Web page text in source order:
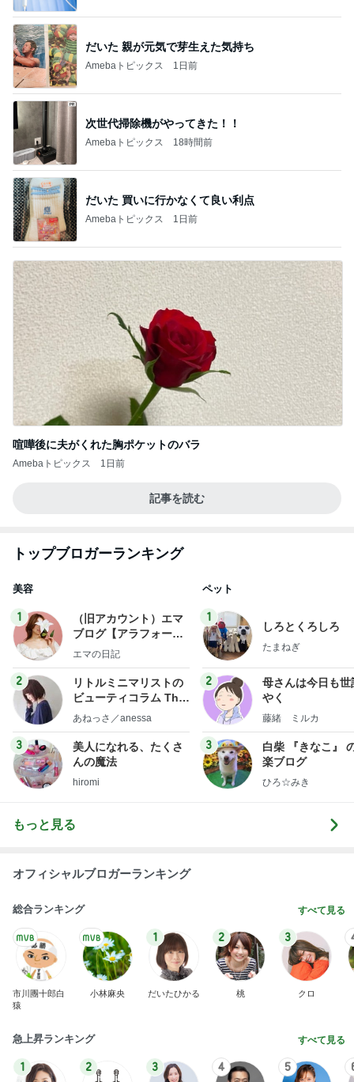
だいた 親が元気で芽生えた気持ち
Amebaトピックス 1日前
次世代掃除機がやってきた！！
Amebaトピックス 18時間前
だいた 買いに行かなくて良い利点
Amebaトピックス 1日前
喧嘩後に夫がくれた胸ポケットのバラ
Amebaトピックス 1日前
記事を読む
トップブロガーランキング
美容
1
（旧アカウント）エマ
ブログ【アラフォー会
社売却セカンドライ
エマの日記
2
リトルミニマリストの
ビューティコラム The
little minimalist's bea
あねっさ／anessa
3
美人になれる、たくさ
んの魔法
hiromi
ペット
1
しろとくろしろ
たまねぎ
2
母さんは今日も世
やく
藤緒 ミルカ
3
白柴 『きなこ』
楽ブログ
ひろ☆みき
もっと見る
オフィシャルブロガーランキング
総合ランキング すべて見る
市川團十郎白
猿
小林麻央
1
だいたひかる
2
桃
3
クロ
急上昇ランキング すべて見る
1 2 3 4 5